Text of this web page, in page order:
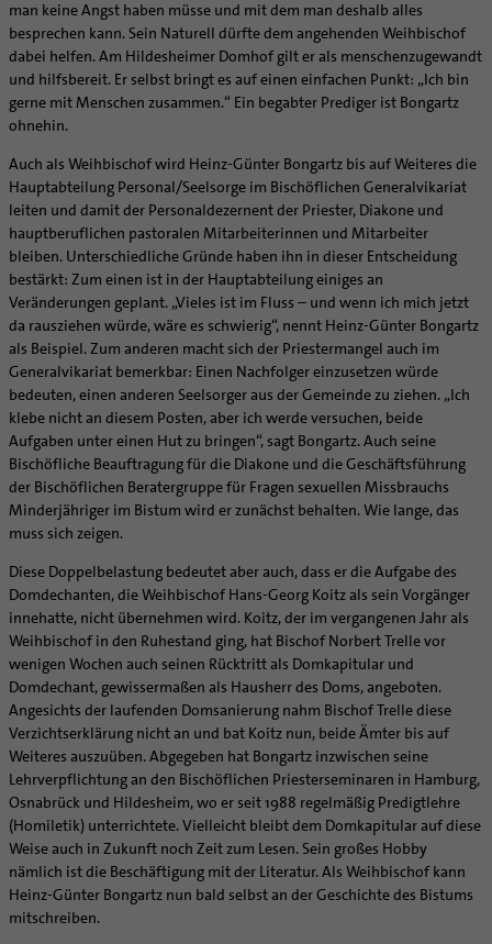
man keine Angst haben müsse und mit dem man deshalb alles
besprechen kann. Sein Naturell dürfte dem angehenden Weihbischof
dabei helfen. Am Hildesheimer Domhof gilt er als menschenzugewandt
und hilfsbereit. Er selbst bringt es auf einen einfachen Punkt: „Ich bin
gerne mit Menschen zusammen.“ Ein begabter Prediger ist Bongartz
ohnehin.
Auch als Weihbischof wird Heinz-Günter Bongartz bis auf Weiteres die
Hauptabteilung Personal/Seelsorge im Bischöflichen Generalvikariat
leiten und damit der Personaldezernent der Priester, Diakone und
hauptberuflichen pastoralen Mitarbeiterinnen und Mitarbeiter
bleiben. Unterschiedliche Gründe haben ihn in dieser Entscheidung
bestärkt: Zum einen ist in der Hauptabteilung einiges an
Veränderungen geplant. „Vieles ist im Fluss – und wenn ich mich jetzt
da rausziehen würde, wäre es schwierig“, nennt Heinz-Günter Bongartz
als Beispiel. Zum anderen macht sich der Priestermangel auch im
Generalvikariat bemerkbar: Einen Nachfolger einzusetzen würde
bedeuten, einen anderen Seelsorger aus der Gemeinde zu ziehen. „Ich
klebe nicht an diesem Posten, aber ich werde versuchen, beide
Aufgaben unter einen Hut zu bringen“, sagt Bongartz. Auch seine
Bischöfliche Beauftragung für die Diakone und die Geschäftsführung
der Bischöflichen Beratergruppe für Fragen sexuellen Missbrauchs
Minderjähriger im Bistum wird er zunächst behalten. Wie lange, das
muss sich zeigen.
Diese Doppelbelastung bedeutet aber auch, dass er die Aufgabe des
Domdechanten, die Weihbischof Hans-Georg Koitz als sein Vorgänger
innehatte, nicht übernehmen wird. Koitz, der im vergangenen Jahr als
Weihbischof in den Ruhestand ging, hat Bischof Norbert Trelle vor
wenigen Wochen auch seinen Rücktritt als Domkapitular und
Domdechant, gewissermaßen als Hausherr des Doms, angeboten.
Angesichts der laufenden Domsanierung nahm Bischof Trelle diese
Verzichtserklärung nicht an und bat Koitz nun, beide Ämter bis auf
Weiteres auszuüben. Abgegeben hat Bongartz inzwischen seine
Lehrverpflichtung an den Bischöflichen Priesterseminaren in Hamburg,
Osnabrück und Hildesheim, wo er seit 1988 regelmäßig Predigtlehre
(Homiletik) unterrichtete. Vielleicht bleibt dem Domkapitular auf diese
Weise auch in Zukunft noch Zeit zum Lesen. Sein großes Hobby
nämlich ist die Beschäftigung mit der Literatur. Als Weihbischof kann
Heinz-Günter Bongartz nun bald selbst an der Geschichte des Bistums
mitschreiben.